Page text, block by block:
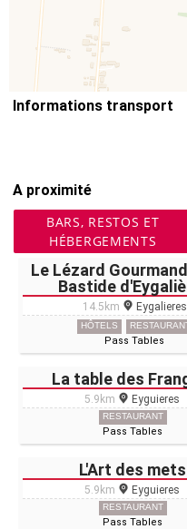
Informations transport
A proximité
BARS, RESTOS ET
HÉBERGEMENTS
Le Lézard
Bastide
14.5km Eygalieres
HÔTELS
Pass Tables
La table des
5.9km Eyguieres
RESTAURANT
Pass Tables
L'Art des mets
5.9km Eyguieres
RESTAURANT
Pass Tables